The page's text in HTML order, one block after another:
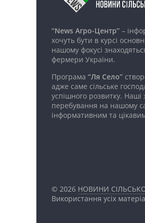
“News Агро-Центр” –
хочуть бути в курсі
нашому фокусі
фермери України.
Програма “Ля Село”
адже саме сільське
успішного розвитку.
перебування на нашому
інформативним та
© 2026 НОВИНИ
Використання усіх